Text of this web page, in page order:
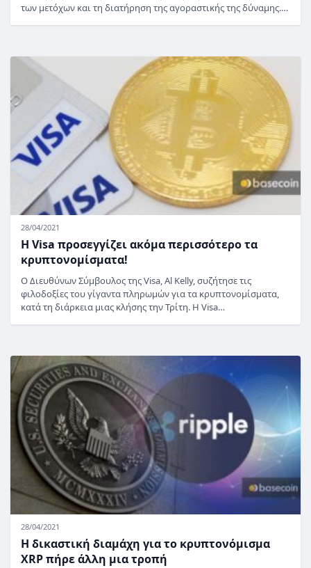
των μετόχων και τη διατήρηση της αγοραστικής της δύναμης.…
28/04/2021
Η Visa προσεγγίζει ακόμα περισσότερο τα
κρυπτονομίσματα!
Ο Διευθύνων Σύμβουλος της Visa, Al Kelly, συζήτησε τις
φιλοδοξίες του γίγαντα πληρωμών για τα κρυπτονομίσματα,
κατά τη διάρκεια μιας κλήσης την Τρίτη. Η Visa…
28/04/2021
Η δικαστική διαμάχη για το κρυπτονόμισμα
XRP πήρε άλλη μια τροπή